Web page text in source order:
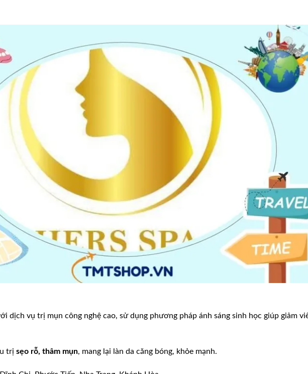
dịch vụ trị mụn công nghệ cao, sử dụng phương pháp ánh sáng sinh học giúp giảm
trị sẹo rỗ, thâm mụn, mang lại làn da căng bóng, khỏe mạnh.